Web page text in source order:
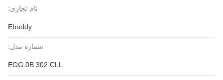
نام تجاری:
Ebuddy
شماره مدل:
EGG.0B.302.CLL